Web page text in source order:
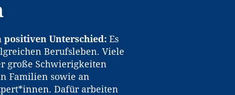
positiven Unterschied:Es
Berufsleben. Viele
große Schwierigkeiten
Familien sowie an
Dafür arbeiten